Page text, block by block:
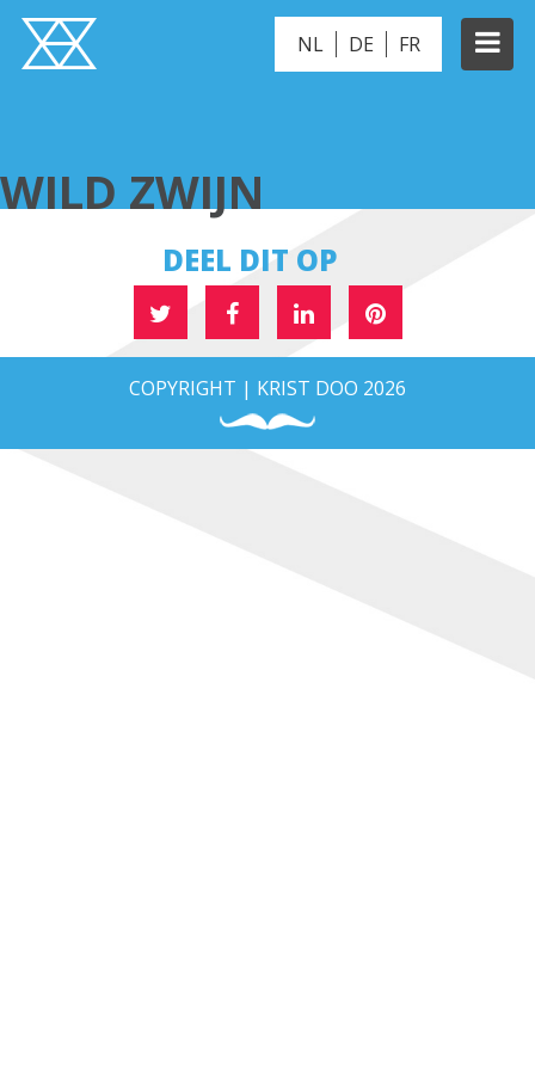
NL DE FR
WILD ZWIJN
DEEL DIT OP
COPYRIGHT | KRIST DOO 2026